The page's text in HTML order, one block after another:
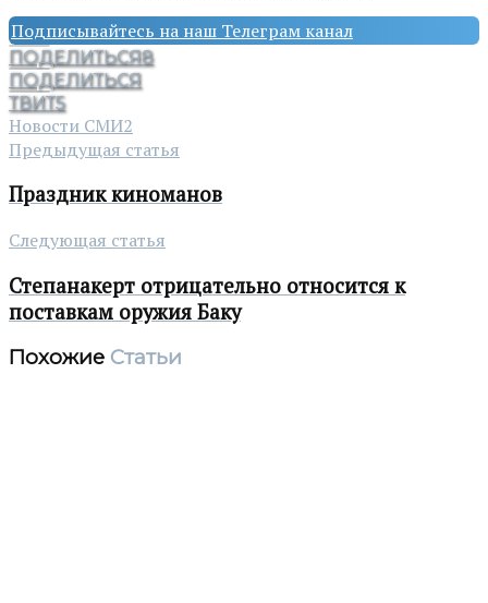
Подписывайтесь на наш Телеграм канал
ПОДЕЛИТЬСЯ8
ПОДЕЛИТЬСЯ
ТВИТ5
Новости СМИ2
Предыдущая статья
Праздник киноманов
Следующая статья
Степанакерт отрицательно относится к
поставкам оружия Баку
Похожие Статьи